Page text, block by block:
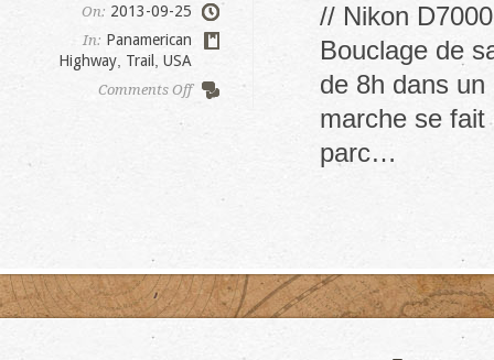
On: 2013-09-25
In: Panamerican
Highway Trail USA
Comments Offon
the
// Nikon
Bouclage de
de 8h dans
marche se fait
parc…